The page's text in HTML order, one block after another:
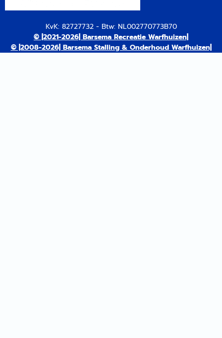
KvK: 82727732 - Btw: NL002770773B70
© |2021-2026| Barsema Recreatie Warfhuizen|
© |2008-2026| Barsema Stalling & Onderhoud Warfhuizen|